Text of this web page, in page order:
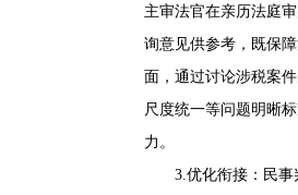
主审法官在亲历法庭
询意见供参考，既保
面，通过讨论涉税案
尺度统一等问题明晰
力。
3.优化衔接：民事判